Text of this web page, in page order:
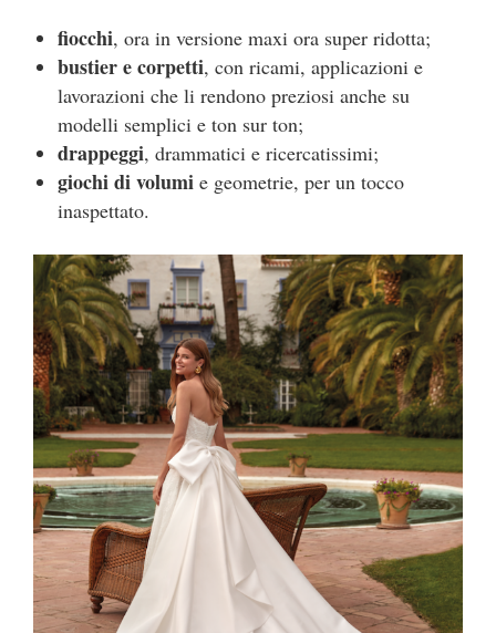
fiocchi, ora in versione maxi ora super ridotta;
bustier e corpetti, con ricami, applicazioni e
lavorazioni che li rendono preziosi anche su
modelli semplici e ton sur ton;
drappeggi, drammatici e ricercatissimi;
giochi di volumie geometrie, per un tocco
inaspettato.